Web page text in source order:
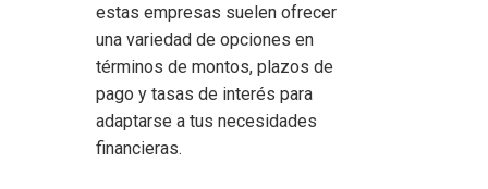
estas empresas suelen ofrecer
una variedad de opciones en
términos de montos, plazos de
pago y tasas de interés para
adaptarse a tus necesidades
financieras.